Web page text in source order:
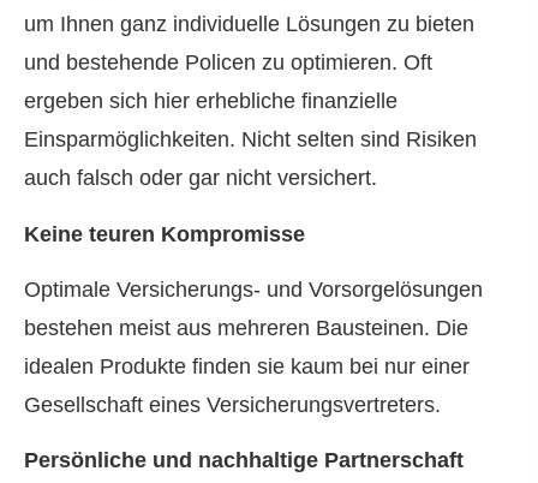
um Ihnen ganz individuelle Lösungen zu bieten
und bestehende Policen zu optimieren. Oft
ergeben sich hier erhebliche finanzielle
Einsparmöglichkeiten. Nicht selten sind Risiken
auch falsch oder gar nicht versichert.
Keine teuren Kompromisse
Optimale Versicherungs- und Vorsorgelösungen
bestehen meist aus mehreren Bausteinen. Die
idealen Produkte finden sie kaum bei nur einer
Gesellschaft eines Versicherungsvertreters.
Persönliche und nachhaltige Partnerschaft